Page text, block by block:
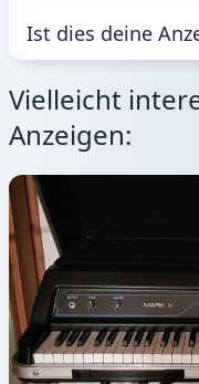
Ist dies deine
Vielleicht
Anzeigen: